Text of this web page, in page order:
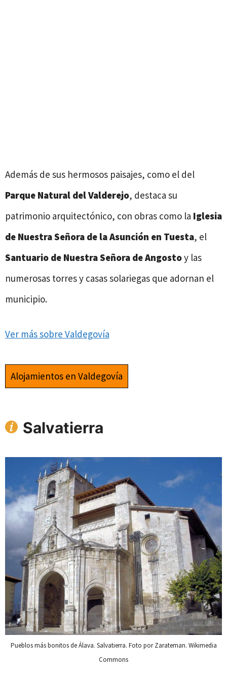
Además de sus hermosos paisajes, como el del
Parque Natural del Valderejo, destaca su
patrimonio arquitectónico, con obras como la Iglesia
de Nuestra Señora de la Asunción en Tuesta, el
Santuario de Nuestra Señora de Angostoy las
numerosas torres y casas solariegas que adornan el
municipio.
Ver más sobre Valdegovía
Alojamientos en Valdegovía
Salvatierra
Pueblos más bonitos de Álava. Salvatierra. Foto por Zarateman. Wikimedia
Commons